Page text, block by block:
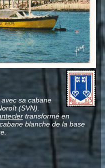
sa cabane
(SVN).
transformé en
blanche de la base